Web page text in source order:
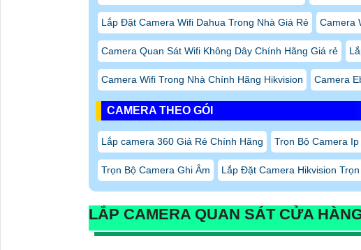
Lắp Đặt Camera Wifi Dahua Trong Nhà Giá Rẻ Camera
Camera Quan Sát Wifi Không Dây Chính Hãng Giá rẻ
Camera Wifi Trong Nhà Chính Hãng Hikvision Camera
CAMERA THEO GÓI
Lắp camera 360 Giá Rẻ Chính Hãng Trọn Bộ Camera
Trọn Bộ Camera Ghi Âm Lắp Đặt Camera Hikvision
LẮP CAMERA QUAN SÁT CỬA